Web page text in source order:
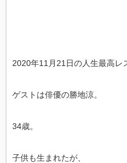
2020年11月21日の人生最高レ
ゲストは俳優の勝地涼。
34歳。
子供も生まれたが、